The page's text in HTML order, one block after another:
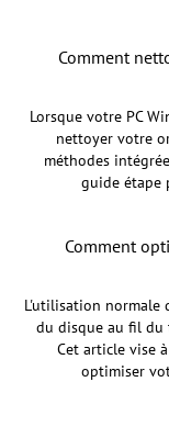
Comment
Lorsque votre PC
nettoyer votre
méthodes
guide étape
Comment
L'utilisation normale
du disque au fil du
Cet article vise
optimiser